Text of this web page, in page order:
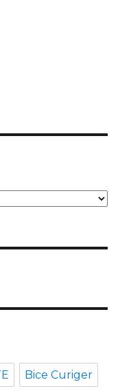
Bice Curiger